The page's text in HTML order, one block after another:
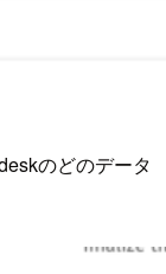
のどのデータ